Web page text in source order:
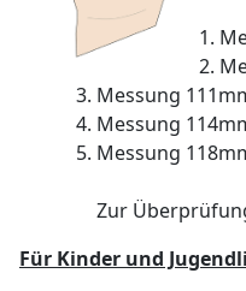
Messung
Messung
Messung
Zur
Für Kinder und